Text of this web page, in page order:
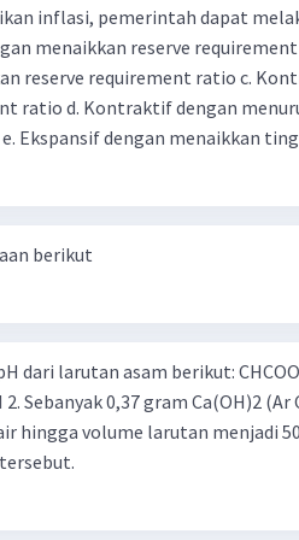
inflasi, pemerintah dapat
menaikkan reserve
reserve requirement ratio c.
ratio d. Kontraktif dengan
dengan menaikkan tingkat
kebijakan moneter ekspansif,
di mana bentuk kurva jumlah
(penawaran uang) naik dari
di mana bentuk kurva
bunga turun di mana bentuk
fiskal kontraktif dilakukan
pengeluaran
(Tr) dan meningkatkan
Tr, dan meningkatkan Tx
berikut
asam berikut: CHCOOH 0,1 M dengan Ka = 1 *
hingga volume larutan menjadi